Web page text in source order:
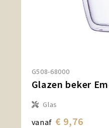
G508-68000
Glazen beker
Glas
vanaf € 9,76